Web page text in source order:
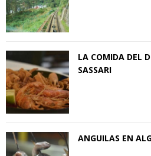
LA COMIDA DEL
SASSARI
ANGUILAS EN